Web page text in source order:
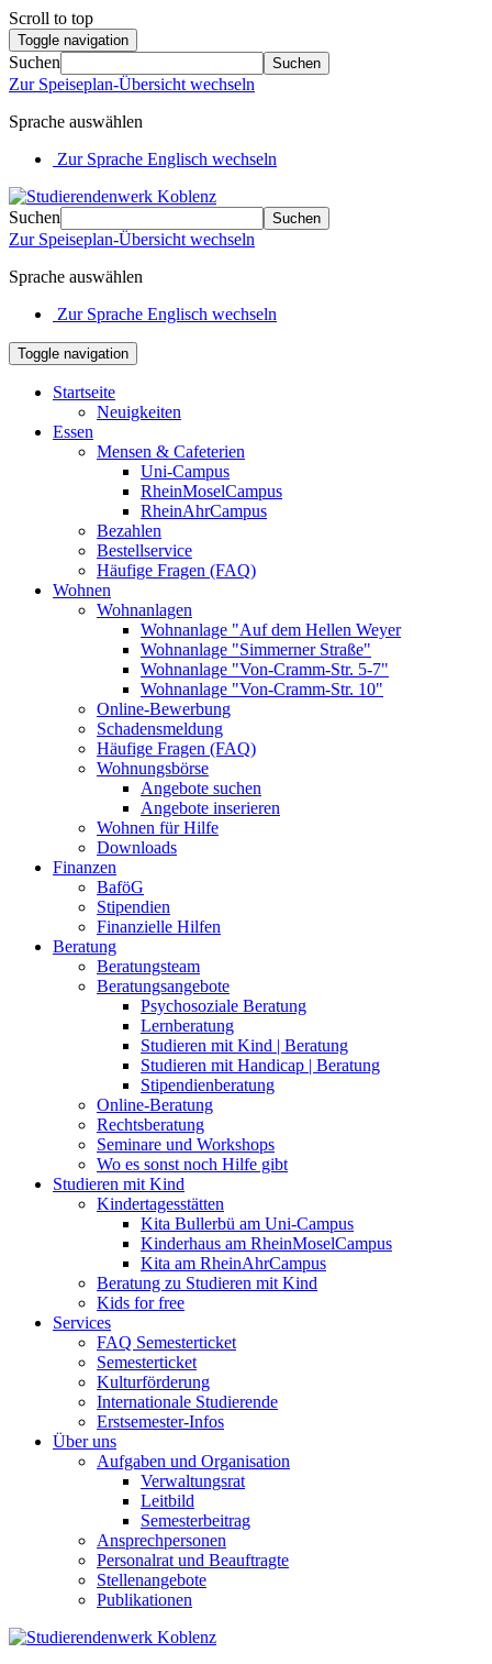
Scroll to top
Toggle navigation
Suchen Suchen
Zur Speiseplan-Übersicht wechseln
Sprache auswählen
Zur Sprache Englisch wechseln
Suchen Suchen
Zur Speiseplan-Übersicht wechseln
Sprache auswählen
Zur Sprache Englisch wechseln
Toggle navigation
Startseite
Neuigkeiten
Essen
Mensen & Cafeterien
Uni-Campus
RheinMoselCampus
RheinAhrCampus
Bezahlen
Bestellservice
Häufige Fragen (FAQ)
Wohnen
Wohnanlagen
Wohnanlage "Auf dem Hellen Weyer
Wohnanlage "Simmerner Straße"
Wohnanlage "Von-Cramm-Str. 5-7"
Wohnanlage "Von-Cramm-Str. 10"
Online-Bewerbung
Schadensmeldung
Häufige Fragen (FAQ)
Wohnungsbörse
Angebote suchen
Angebote inserieren
Wohnen für Hilfe
Downloads
Finanzen
BaföG
Stipendien
Finanzielle Hilfen
Beratung
Beratungsteam
Beratungsangebote
Psychosoziale Beratung
Lernberatung
Studieren mit Kind | Beratung
Studieren mit Handicap | Beratung
Stipendienberatung
Online-Beratung
Rechtsberatung
Seminare und Workshops
Wo es sonst noch Hilfe gibt
Studieren mit Kind
Kindertagesstätten
Kita Bullerbü am Uni-Campus
Kinderhaus am RheinMoselCampus
Kita am RheinAhrCampus
Beratung zu Studieren mit Kind
Kids for free
Services
FAQ Semesterticket
Semesterticket
Kulturförderung
Internationale Studierende
Erstsemester-Infos
Über uns
Aufgaben und Organisation
Verwaltungsrat
Leitbild
Semesterbeitrag
Ansprechpersonen
Personalrat und Beauftragte
Stellenangebote
Publikationen